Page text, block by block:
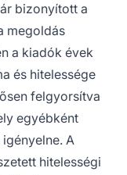
bizonyított a
megoldás
a kiadók évek
és hitelessége
felgyorsítva
egyébként
A
hitelességi